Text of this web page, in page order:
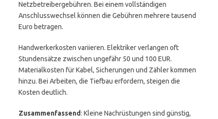
Netzbetreibergebühren. Bei einem vollständigen
Anschlusswechsel können die Gebühren mehrere tausend
Euro betragen.
Handwerkerkosten variieren. Elektriker verlangen oft
Stundensätze zwischen ungefähr 50 und 100 EUR.
Materialkosten für Kabel, Sicherungen und Zähler kommen
hinzu. Bei Arbeiten, die Tiefbau erfordern, steigen die
Kosten deutlich.
Zusammenfassend: Kleine Nachrüstungen sind günstig,